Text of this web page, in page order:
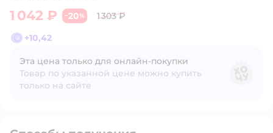
1 042 ₽ −20%
1 303 ₽
+10,42
Эта цена только для онлайн‑покупки
Товар по указанной цене можно купить
только на сайте